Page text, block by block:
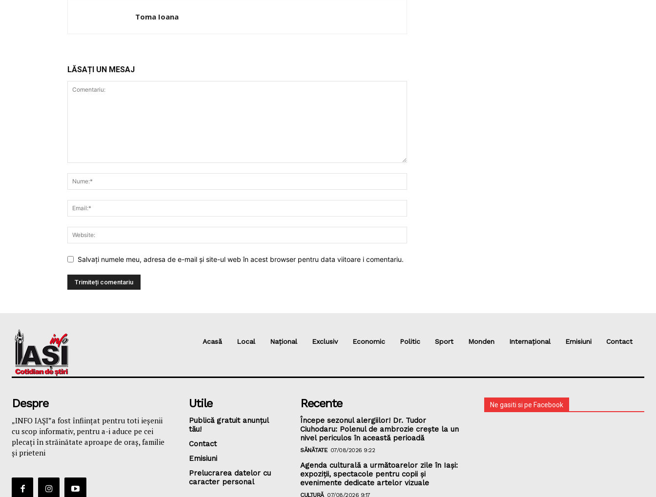
Toma Ioana
LĂSAȚI UN MESAJ
Salvați numele meu, adresa de e-mail și site-ul web în acest browser pentru data viitoare i comentariu.
Acasă Local Național Exclusiv Economic Politic Sport Monden Internațional Emisiuni Contact
Despre
„INFO IAȘI”a fost înfiinţat pentru toti ieşenii
cu scop informativ, pentru a-i aduce pe cei
plecaţi în străinătate aproape de oraş, familie
și prieteni
Utile
Publică gratuit anunțul
tău!
Contact
Emisiuni
Prelucrarea datelor cu
caracter personal
Recente
Începe sezonul alergiilor! Dr. Tudor
Ciuhodaru: Polenul de ambrozie crește la un
nivel periculos în această perioadă
SĂNĂTATE 07/08/2026 9:22
Agenda culturală a următoarelor zile în Iași:
expoziții, spectacole pentru copii și
evenimente dedicate artelor vizuale
CULTURĂ 07/08/2026 9:17
Ne gasiti si pe Facebook